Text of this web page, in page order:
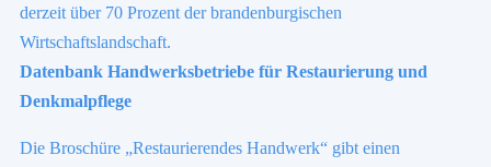
derzeit über 70 Prozent der brandenburgischen
Wirtschaftslandschaft.
Datenbank Handwerksbetriebe für Restaurierung und
Denkmalpflege
Die Broschüre „Restaurierendes Handwerk“ gibt einen